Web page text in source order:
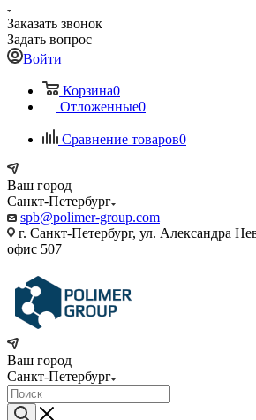
Заказать звонок
Задать вопрос
Войти
Корзина0
Отложенные0
Сравнение товаров0
Ваш город
Санкт-Петербург
spb@polimer-group.com
г. Санкт-Петербург, ул. Александра
офис 507
Ваш город
Санкт-Петербург